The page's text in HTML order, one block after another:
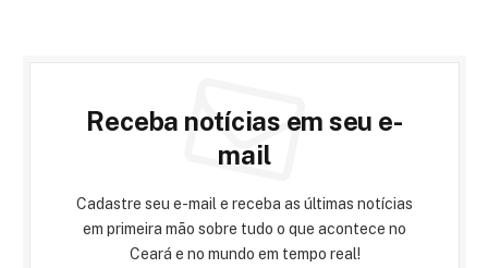
Receba notícias em seu e-
mail
Cadastre seu e-mail e receba as últimas notícias
em primeira mão sobre tudo o que acontece no
Ceará e no mundo em tempo real!